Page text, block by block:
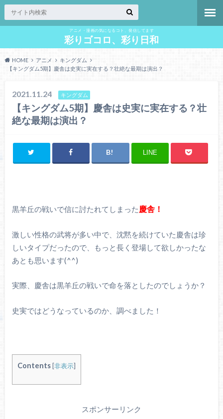
アニメ・漫画の気になるコト、発信してます
彩りゴコロ、彩り日和
HOME アニメ
キングダム
【キングダム5期】慶舎は史実に実在する？壮絶な最期は演出？
2021.11.24 キングダム
【キングダム5期】慶舎は史実に実在する？壮
絶な最期は演出？
LINE
黒羊丘の戦いで信に討たれてしまった 慶舎！
激しい性格の武将が多い中で、沈黙を続けていた慶舎は珍
しいタイプだったので、もっと長く登場して欲しかったな
あとも思います(^^)
実際、慶舎は黒羊丘の戦いで命を落としたのでしょうか？
史実ではどうなっているのか、調べました！
Contents [非表示]
スポンサーリンク